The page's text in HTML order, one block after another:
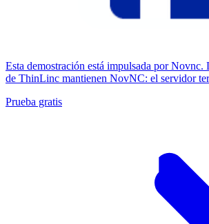
Esta demostración está impulsada por Novnc.
de ThinLinc mantienen NovNC: el servidor
Prueba gratis